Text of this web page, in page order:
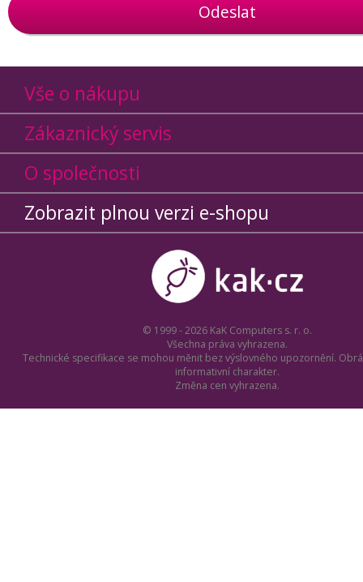
Odeslat
Vše o nákupu
Zákaznický servis
O společnosti
Zobrazit plnou verzi e-shopu
© 1999 - 2026 KaK Computers s. r. o.
Všechna práva vyhrazena.
Technické specifikace se mohou měnit bez výslovného upozornění.
informativní charakter.
Změna cen vyhrazena.